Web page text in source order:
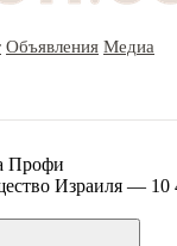
Объявления Медиа
Профи
Израиля —